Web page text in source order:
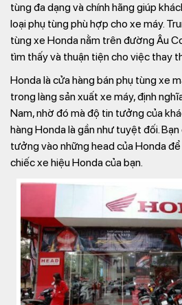
tùng đa dạng và chính hãng giúp
loại phụ tùng phù hợp cho xe máy.
tùng xe Honda nằm trên đường Âu
tìm thấy và thuận tiện cho việc thay
Honda là cửa hàng bán phụ tùng xe
trong làng sản xuất xe máy, định
Nam, nhờ đó mà độ tin tưởng của
hàng Honda là gần như tuyệt đối.
tưởng vào những head của Honda
chiếc xe hiệu Honda của bạn.